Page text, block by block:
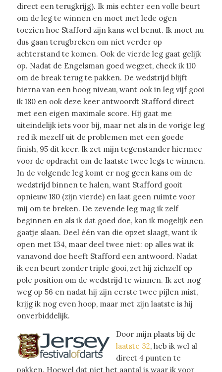
direct een terugkrijg). Ik mis echter een volle beurt
om de leg te winnen en moet met lede ogen
toezien hoe Stafford zijn kans wel benut. Ik moet nu
dus gaan terugbreken om niet verder op
achterstand te komen. Ook de vierde leg gaat gelijk
op. Nadat de Engelsman goed wegzet, check ik 110
om de break terug te pakken. De wedstrijd blijft
hierna van een hoog niveau, want ook in leg vijf gooi
ik 180 en ook deze keer antwoordt Stafford direct
met een eigen maximale score. Hij gaat me
uiteindelijk iets voor bij, maar net als in de vorige leg
red ik mezelf uit de problemen met een goede
finish, 95 dit keer. Ik zet mijn tegenstander hiermee
voor de opdracht om de laatste twee legs te winnen.
In de volgende leg komt er nog geen kans om de
wedstrijd binnen te halen, want Stafford gooit
opnieuw 180 (zijn vierde) en laat geen ruimte voor
mij om te breken. De zevende leg mag ik zelf
beginnen en als ik dat goed doe, kan ik mogelijk een
gaatje slaan. Deel één van die opzet slaagt, want ik
open met 134, maar deel twee niet: op alles wat ik
vanavond doe heeft Stafford een antwoord. Nadat
ik een beurt zonder triple gooi, zet hij zichzelf op
pole position om de wedstrijd te winnen. Ik zet nog
weg op 56 en nadat hij zijn eerste twee pijlen mist,
krijg ik nog even hoop, maar met zijn laatste is hij
onverbiddelijk.
Door mijn plaats bij de
laatste 32, heb ik wel al
direct 4 punten te
pakken. Hoewel dat niet het aantal is waar ik voor